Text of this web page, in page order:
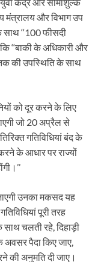
मंत्रालय और विभाग उप
‘‘100 फीसदी
‘‘बाकी के अधिकारी और
की उपस्थिति के साथ
को दूर करने के लिए
जो 20 अप्रैल से
गतिविधियां बंद के
के आधार पर राज्यों
उनका मकसद यह
पूरी तरह
साथ चलती रहे, दिहाड़ी
अवसर पैदा किए जाए,
की अनुमति दी जाए।